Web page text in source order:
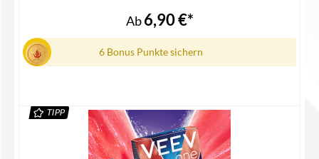
Pods Lieferumfang2x Veev One X Pod in der ausgewählten
Geschmacksrichtung1x Gebrauchsinformation
Ab6,90 €*
6 Bonus Punkte sichern
Details
TIPP